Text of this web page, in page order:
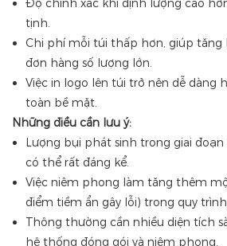
Độ chính xác khi định lượng cao
tịnh.
Chi phí mỗi túi thấp hơn, giúp tăng
đơn hàng số lượng lớn.
Việc in logo lên túi trở nên dễ dàng
toàn bề mặt.
Những điều cần lưu ý:
Lượng bụi phát sinh trong giai
có thể rất đáng kể.
Việc niêm phong làm tăng thêm
điểm tiềm ẩn gây lỗi) trong quy
Thông thường cần nhiều diện tích
hệ thống đóng gói và niêm phong.